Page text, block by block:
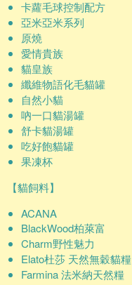
卡蘿毛球控制配方
亞米亞米系列
原燒
愛情貴族
貓皇族
纖維物語化毛貓罐
自然小貓
吶一口貓湯罐
舒卡貓湯罐
吃好飽貓罐
果凍杯
【貓飼料】
ACANA
BlackWood柏萊富
Charm野性魅力
Elato杜莎 天然無穀貓糧
Farmina 法米納天然糧